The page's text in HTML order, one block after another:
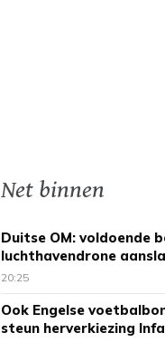
Net binnen
Duitse OM: voldoende
luchthavendrone
was
20:25
Ook Engelse
steun herverkiezing